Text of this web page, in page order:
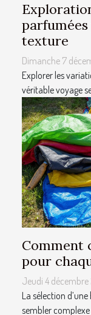
texture
Dimanche 7
Explorer les
véritable voyage
Comment
pour
Jeudi 4 décembre
La sélection
sembler